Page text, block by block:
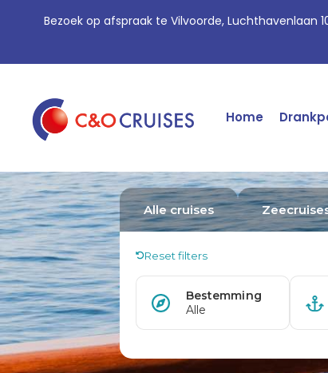
Bezoek op afspraak te Vilvoorde, Luchthavenlaan
Home